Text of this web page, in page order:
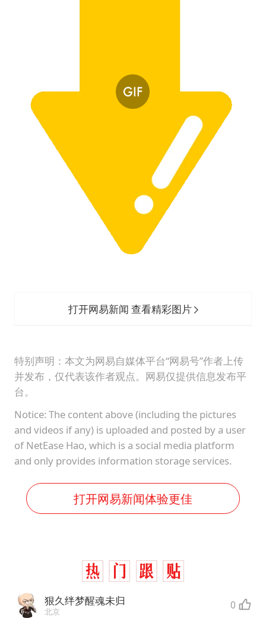
打开网易新闻 查看精彩图片
特别声明：本文为网易自媒体平台“网易号”作者上传
并发布，仅代表该作者观点。网易仅提供信息发布平
台。
Notice: The content above (including the pictures
and videos if any) is uploaded and posted by a user
of NetEase Hao, which is a social media platform
and only provides information storage services.
打开网易新闻体验更佳
狠久绊梦醒魂未归
北京 0